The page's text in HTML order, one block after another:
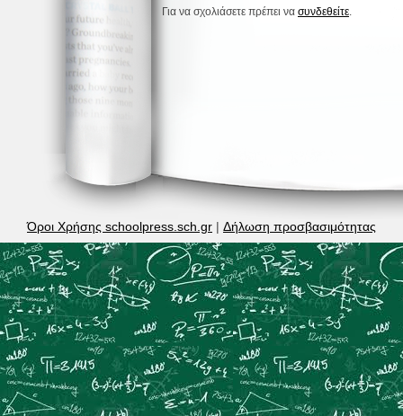
Για να σχολιάσετε πρέπει να συνδεθείτε
Όροι Χρήσης schoolpress.sch.gr | Δήλωση προσβασιμότητας